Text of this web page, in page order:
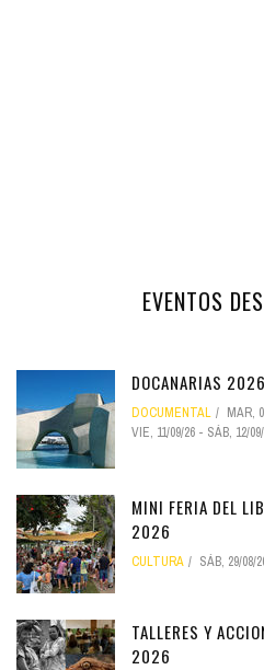
EVENTOS
DOCANARIAS 2026
DOCUMENTAL MAR,
VIE, 11/09/26 - SÁB, 12/
MINI FERIA DEL
2026
CULTURA SÁB, 29/08/
TALLERES Y
2026